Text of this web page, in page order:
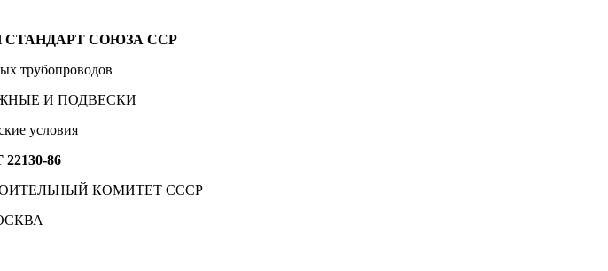
СОЮЗА ССР
трубопроводов
И ПОДВЕСКИ
условия
86
КОМИТЕТ СССР